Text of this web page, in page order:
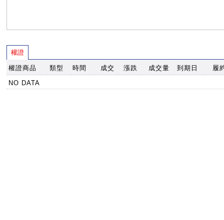
權證
權證商品 類型 時間 成交 漲跌 成交量 到期日
履
NO DATA